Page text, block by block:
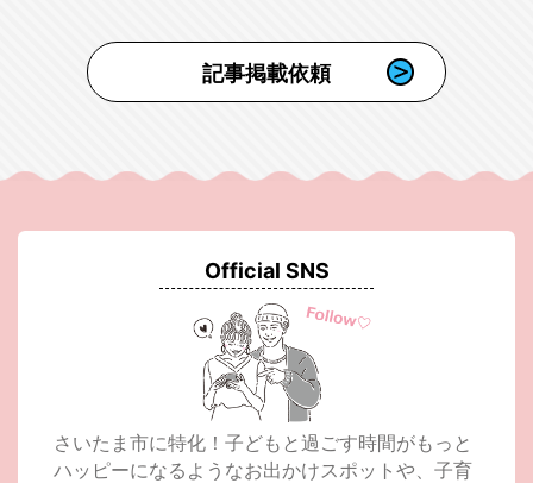
記事掲載依頼
Official SNS
さいたま市に特化！子どもと過ごす時間がもっと
ハッピーになるようなお出かけスポットや、子育